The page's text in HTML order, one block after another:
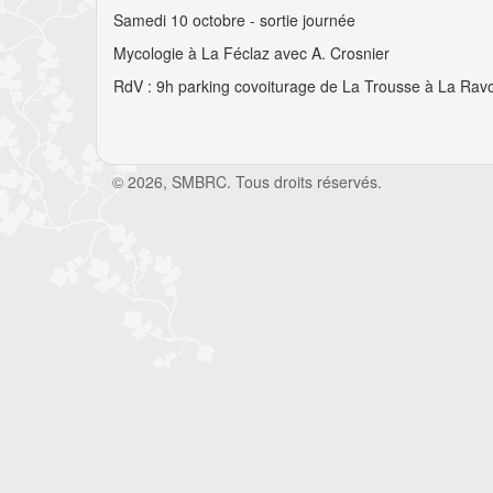
Samedi 10 octobre - sortie journée
Mycologie à La Féclaz avec A. Crosnier
RdV : 9h parking covoiturage de La Trousse à La
© 2026, SMBRC. Tous droits réservés.